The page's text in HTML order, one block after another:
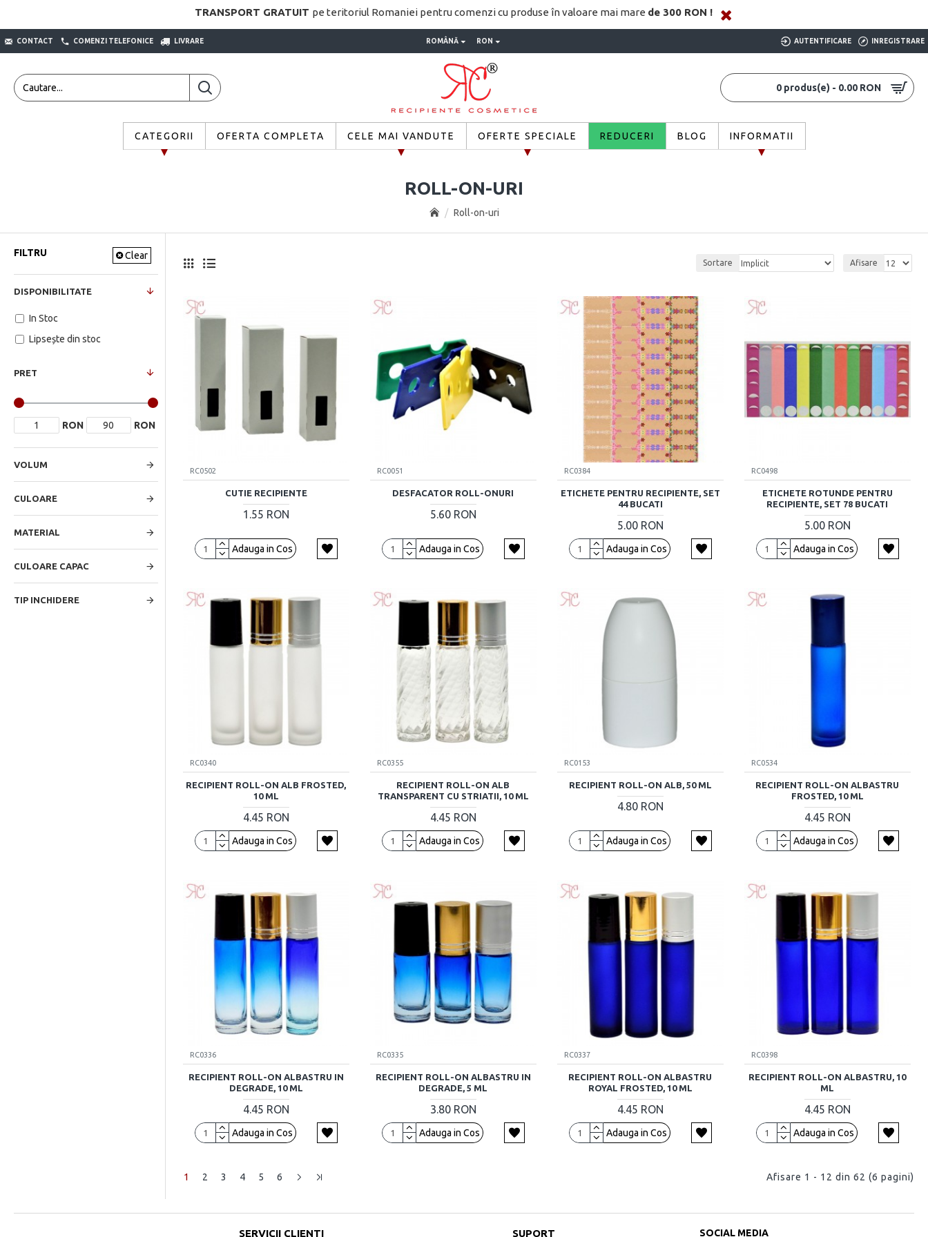
TRANSPORT GRATUIT pe teritoriul Romaniei pentru comenzi cu produse în valoare mai mare de 300 RON !
CONTACT COMENZI TELEFONICE LIVRARE ROMÂNĂ RON AUTENTIFICARE INREGISTRARE
0 produs(e) - 0.00 RON
CATEGORII OFERTA COMPLETA CELE MAI VANDUTE OFERTE SPECIALE REDUCERI BLOG INFORMATII
Roll-on-uri
ROLL-ON-URI
FILTRU Clear
PRET
RON RON
VOLUM
CULOARE
MATERIAL
CULOARE CAPAC
TIP INCHIDERE
DISPONIBILITATE
In Stoc
Lipsește din stoc
Sortare Afisare
RC0502
CUTIE RECIPIENTE
1.55 RON
Adauga in Cos
RC0051
DESFACATOR ROLL-ONURI
5.60 RON
Adauga in Cos
RC0384
ETICHETE PENTRU RECIPIENTE, SET
44 BUCATI
5.00 RON
Adauga in Cos
RC0498
ETICHETE ROTUNDE PENTRU
RECIPIENTE, SET 78 BUCATI
5.00 RON
Adauga in Cos
RC0340
RECIPIENT ROLL-ON ALB FROSTED,
10 ML
4.45 RON
Adauga in Cos
RC0355
RECIPIENT ROLL-ON ALB
TRANSPARENT CU STRIATII, 10 ML
4.45 RON
Adauga in Cos
RC0153
RECIPIENT ROLL-ON ALB, 50 ML
4.80 RON
Adauga in Cos
RC0534
RECIPIENT ROLL-ON ALBASTRU
FROSTED, 10 ML
4.45 RON
Adauga in Cos
RC0336
RECIPIENT ROLL-ON ALBASTRU IN
DEGRADE, 10 ML
4.45 RON
Adauga in Cos
RC0335
RECIPIENT ROLL-ON ALBASTRU IN
DEGRADE, 5 ML
3.80 RON
Adauga in Cos
RC0337
RECIPIENT ROLL-ON ALBASTRU
ROYAL FROSTED, 10 ML
4.45 RON
Adauga in Cos
RC0398
RECIPIENT ROLL-ON ALBASTRU, 10
ML
4.45 RON
Adauga in Cos
1 2 3 4 5 6 Afisare 1 - 12 din 62 (6 pagini)
SERVICII CLIENTI SUPORT SOCIAL MEDIA